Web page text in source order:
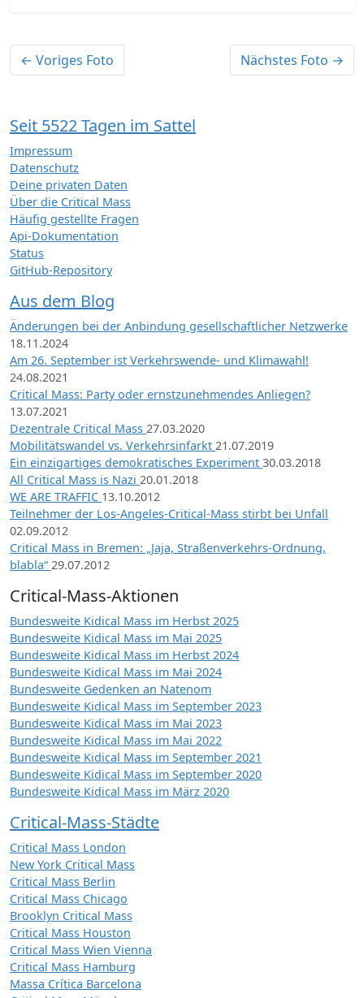
← Voriges Foto Nächstes Foto →
Seit 5522 Tagen im Sattel
Impressum
Datenschutz
Deine privaten Daten
Über die Critical Mass
Häufig gestellte Fragen
Api-Dokumentation
Status
GitHub-Repository
Aus dem Blog
Änderungen bei der Anbindung gesellschaftlicher Netzwerke
18.11.2024
Am 26. September ist Verkehrswende- und Klimawahl!
24.08.2021
Critical Mass: Party oder ernstzunehmendes Anliegen?
13.07.2021
Dezentrale Critical Mass 27.03.2020
Mobilitätswandel vs. Verkehrsinfarkt 21.07.2019
Ein einzigartiges demokratisches Experiment 30.03.2018
All Critical Mass is Nazi 20.01.2018
WE ARE TRAFFIC 13.10.2012
Teilnehmer der Los-Angeles-Critical-Mass stirbt bei Unfall
02.09.2012
Critical Mass in Bremen: „Jaja, Straßenverkehrs-Ordnung,
blabla“ 29.07.2012
Critical-Mass-Aktionen
Bundesweite Kidical Mass im Herbst 2025
Bundesweite Kidical Mass im Mai 2025
Bundesweite Kidical Mass im Herbst 2024
Bundesweite Kidical Mass im Mai 2024
Bundesweite Gedenken an Natenom
Bundesweite Kidical Mass im September 2023
Bundesweite Kidical Mass im Mai 2023
Bundesweite Kidical Mass im Mai 2022
Bundesweite Kidical Mass im September 2021
Bundesweite Kidical Mass im September 2020
Bundesweite Kidical Mass im März 2020
Critical-Mass-Städte
Critical Mass London
New York Critical Mass
Critical Mass Berlin
Critical Mass Chicago
Brooklyn Critical Mass
Critical Mass Houston
Critical Mass Wien Vienna
Critical Mass Hamburg
Massa Crítica Barcelona